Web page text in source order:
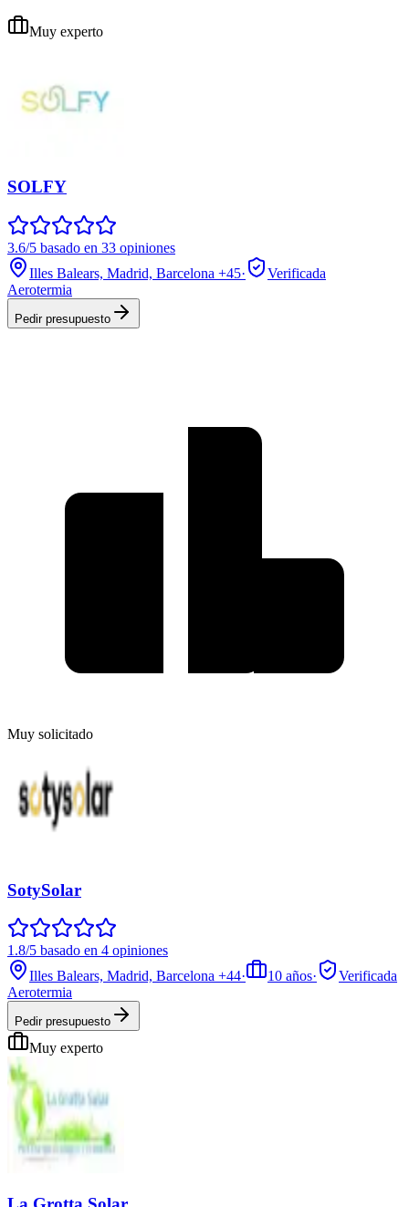
Muy experto
SOLFY
3.6/5 basado en 33 opiniones
Illes Balears, Madrid, Barcelona +45·
Verificada
Aerotermia
Pedir presupuesto
Muy solicitado
SotySolar
1.8/5 basado en 4 opiniones
Illes Balears, Madrid, Barcelona +44· 10 años·
Verificada
Aerotermia
Pedir presupuesto
Muy experto